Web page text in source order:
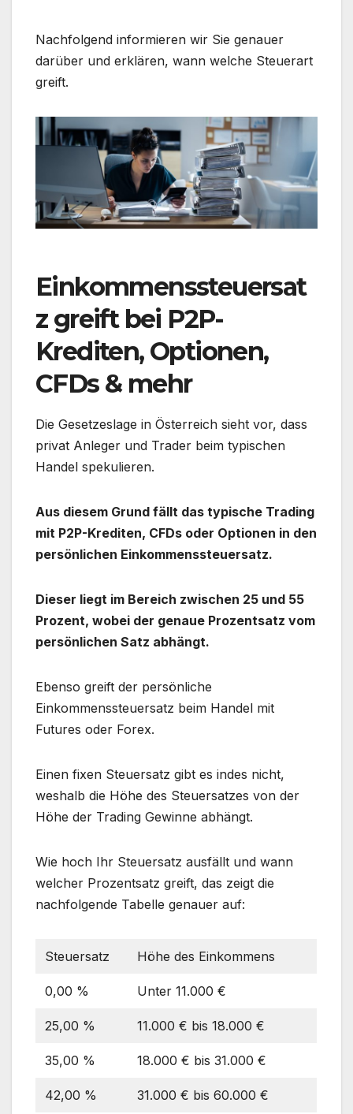
Nachfolgend informieren wir Sie genauer
darüber und erklären, wann welche Steuerart
greift.
Einkommenssteuersat
z greift bei P2P-
Krediten, Optionen,
CFDs & mehr
Die Gesetzeslage in Österreich sieht vor, dass
privat Anleger und Trader beim typischen
Handel spekulieren.
Aus diesem Grund fällt das typische Trading
mit P2P-Krediten, CFDs oder Optionen in den
persönlichen Einkommenssteuersatz.
Dieser liegt im Bereich zwischen 25 und 55
Prozent, wobei der genaue Prozentsatz vom
persönlichen Satz abhängt.
Ebenso greift der persönliche
Einkommenssteuersatz beim Handel mit
Futures oder Forex.
Einen fixen Steuersatz gibt es indes nicht,
weshalb die Höhe des Steuersatzes von der
Höhe der Trading Gewinne abhängt.
Wie hoch Ihr Steuersatz ausfällt und wann
welcher Prozentsatz greift, das zeigt die
nachfolgende Tabelle genauer auf:
Steuersatz Höhe des Einkommens
0,00 % Unter 11.000 €
25,00 % 11.000 € bis 18.000 €
35,00 % 18.000 € bis 31.000 €
42,00 % 31.000 € bis 60.000 €